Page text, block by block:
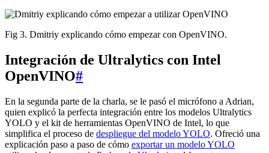
Fig 3. Dmitriy explicando cómo empezar con OpenVINO.
Integración de Ultralytics con Intel
OpenVINO#
En la segunda parte de la charla, se le pasó el micrófono a Adrian,
quien explicó la perfecta integración entre los modelos Ultralytics
YOLO y el kit de herramientas OpenVINO de Intel, lo que
simplifica el proceso de despliegue del modelo YOLO. Ofreció una
explicación paso a paso de cómo exportar un modelo YOLO